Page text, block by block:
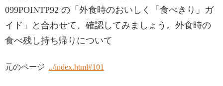
099POINTP92 の「外食時のおいしく「食べきり」ガ
イド」と合わせて、確認してみましょう。外食時の
食べ残し持ち帰りについて
元のページ ../index.html#101